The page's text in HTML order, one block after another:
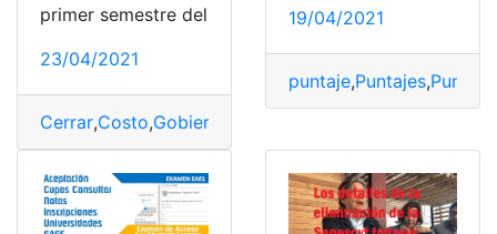
primer semestre del
23/04/2021
Cerrar,Costo,Gobierno
19/04/2021
puntaje,Puntajes,